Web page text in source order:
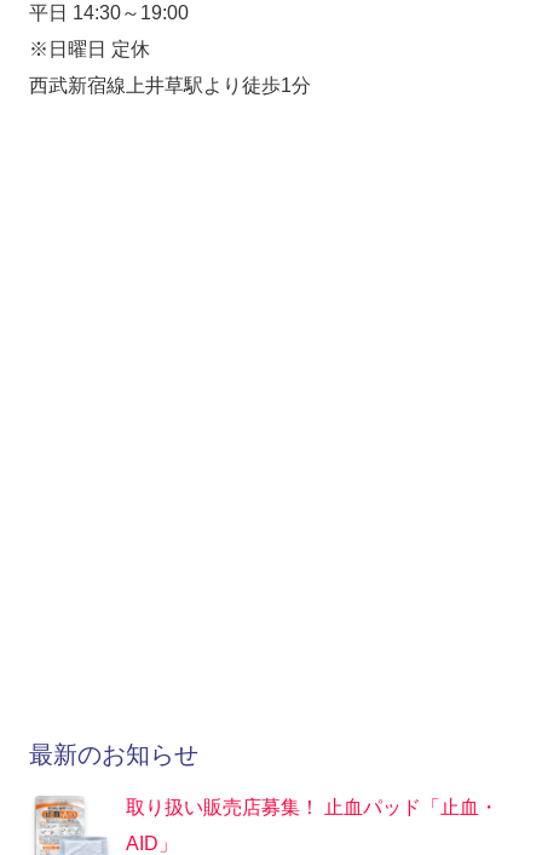
平日 14:30～19:00
※日曜日 定休
西武新宿線上井草駅より徒歩1分
最新のお知らせ
取り扱い販売店募集！ 止血パッド「止血・
AID」